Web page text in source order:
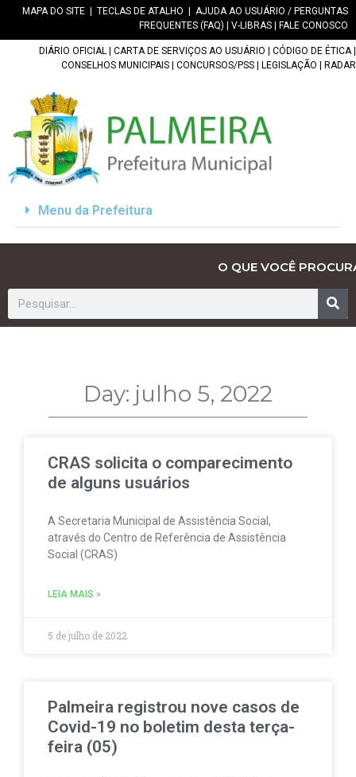
MAPA DO SITE TECLAS DE ATALHO
AJUDA AO USUÁRIO / PERGUNTAS
FREQUENTES (FAQ)
V-LIBRAS FALE CONOSCO
DIÁRIO OFICIAL CARTA DE SERVIÇOS AO USUÁRIO CÓDIGO DE ÉTICA|
CONSELHOS MUNICIPAIS
CONCURSOS/PSS LEGISLAÇÃO RADAR
Menu da Prefeitura
O QUE VOCÊ
Day: julho 5, 2022
CRAS solicita o comparecimento
de alguns usuários
A Secretaria Municipal de Assistência Social,
através do Centro de Referência de Assistência
Social (CRAS)
LEIA MAIS »
5 de julho de 2022
Palmeira registrou nove casos de
Covid-19 no boletim desta terça-
feira (05)